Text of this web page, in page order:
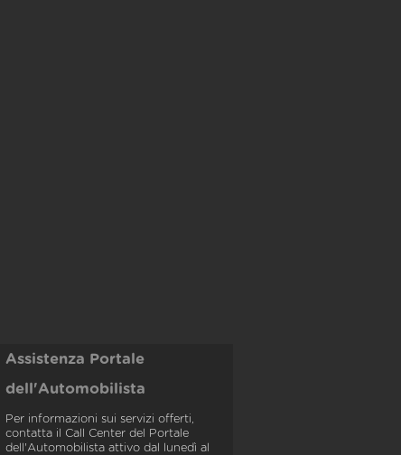
Assistenza Portale
dell'Automobilista
Per informazioni sui servizi offerti,
contatta il Call Center del Portale
dell'Automobilista attivo dal lunedì al